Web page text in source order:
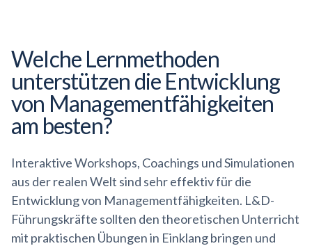
Welche Lernmethoden
unterstützen die Entwicklung
von Managementfähigkeiten
am besten?
Interaktive Workshops, Coachings und Simulationen
aus der realen Welt sind sehr effektiv für die
Entwicklung von Managementfähigkeiten. L&D-
Führungskräfte sollten den theoretischen Unterricht
mit praktischen Übungen in Einklang bringen und